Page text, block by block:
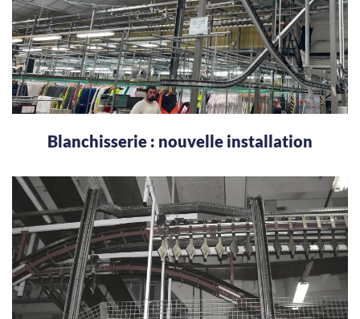
Blanchisserie : nouvelle installation